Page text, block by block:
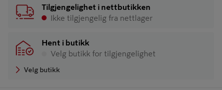
Tilgjengelighet i nettbutikken
Ikke tilgjengelig fra nettlager
Hent i butikk
Velg butikk for tilgjengelighet
Velg butikk